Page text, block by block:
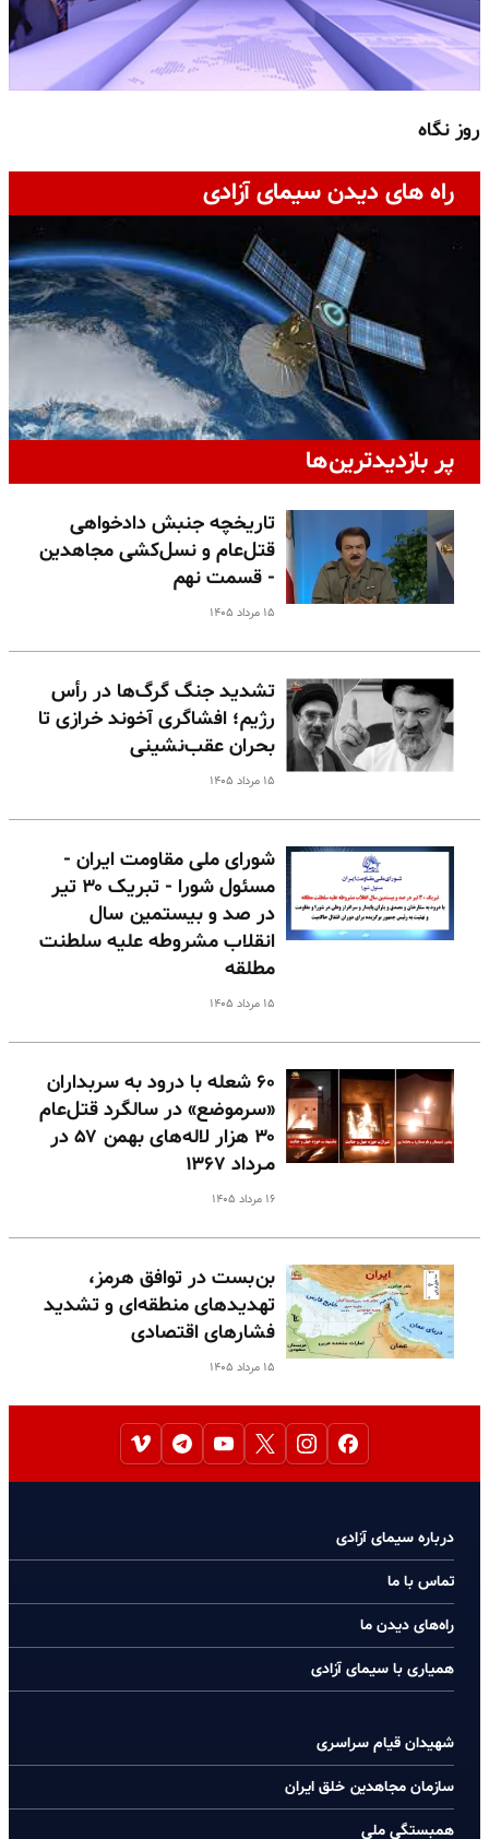
روز نگاه
راه های دیدن سیمای آزادی
پر بازدیدترین‌ها
تاریخچه جنبش دادخواهی
قتل‌عام و نسل‌کشی مجاهدین
- قسمت نهم
۱۵ مرداد ۱۴۰۵
تشدید جنگ گرگ‌ها در رأس
رژیم؛ افشاگری آخوند خرازی تا
بحران عقب‌نشینی
۱۵ مرداد ۱۴۰۵
شورای ملی مقاومت ایران -
مسئول شورا - تبریک ۳۰ تیر
در صد و بیستمین سال
انقلاب مشروطه علیه سلطنت
مطلقه
۱۵ مرداد ۱۴۰۵
۶۰ شعله با درود به سربداران
«سرموضع» در سالگرد قتل‌عام
۳۰ هزار لاله‌های بهمن ۵۷ در
مـرداد ۱۳۶۷
۱۶ مرداد ۱۴۰۵
بن‌بست در توافق هرمز،
تهدیدهای منطقه‌ای و تشدید
فشارهای اقتصادی
۱۵ مرداد ۱۴۰۵
درباره سیمای آزادی
تماس با ما
راه‌های دیدن ما
همیاری با سیمای آزادی
شهیدان قیام سراسری
سازمان مجاهدین خلق ایران
همبستگی ملی